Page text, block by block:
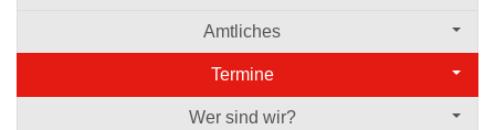
Amtliches
Termine
Wer sind wir?